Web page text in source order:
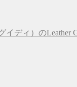
イディ）のLeather